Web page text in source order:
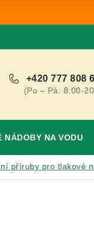
+420 777 808
(Po – Pá: 8:00-
NÁDOBY NA VODU
příruby pro tlakové